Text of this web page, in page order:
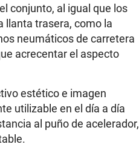
conjunto, al igual que los
llanta trasera, como la
neumáticos de carretera
acrecentar el aspecto
estético e imagen
utilizable en el día a día
al puño de acelerador,